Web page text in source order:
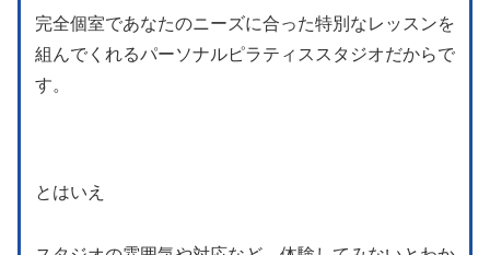
完全個室であなたのニーズに合った特別なレッスンを
組んでくれるパーソナルピラティススタジオだからで
す。
とはいえ